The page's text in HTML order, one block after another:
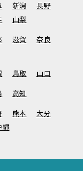
新潟
長野
山梨
滋賀
奈良
鳥取 山口
高知
熊本
大分
縄